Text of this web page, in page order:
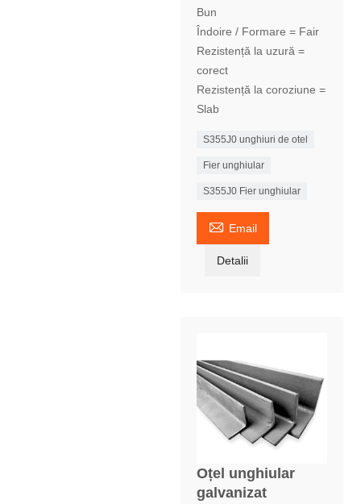
Bun
Îndoire / Formare = Fair
Rezistență la uzură =
corect
Rezistență la coroziune =
Slab
S355J0 unghiuri de otel
Fier unghiular
S355J0 Fier unghiular
 Email
Detalii
Oțel unghiular
galvanizat